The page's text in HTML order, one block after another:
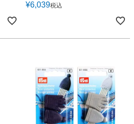
¥6,039税込